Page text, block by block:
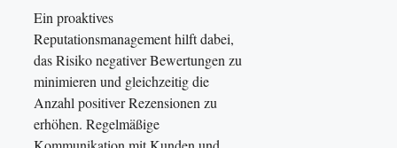
Ein proaktives
Reputationsmanagement hilft dabei,
das Risiko negativer Bewertungen zu
minimieren und gleichzeitig die
Anzahl positiver Rezensionen zu
erhöhen. Regelmäßige